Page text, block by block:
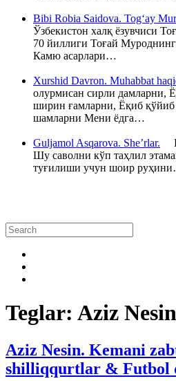
Bibi Robia Saidova. Tog‘ay
Ўзбекистон халқ ёзувчиси
70 йиллиги Тоғай
Камю асарлари…
Xurshid Davron. Muhabbat
олурмисан сирли дамларни,
ширин ғамларни, Ёқиб қўйиб
шамларни Мени ёдга…
Guljamol Asqarova. She’rlar.
Шу саволни кўп таҳлил
туғилиши учун шоир
Teglar: Aziz Nesin
Aziz Nesin. Kemani
shilliqqurtlar & Futbol